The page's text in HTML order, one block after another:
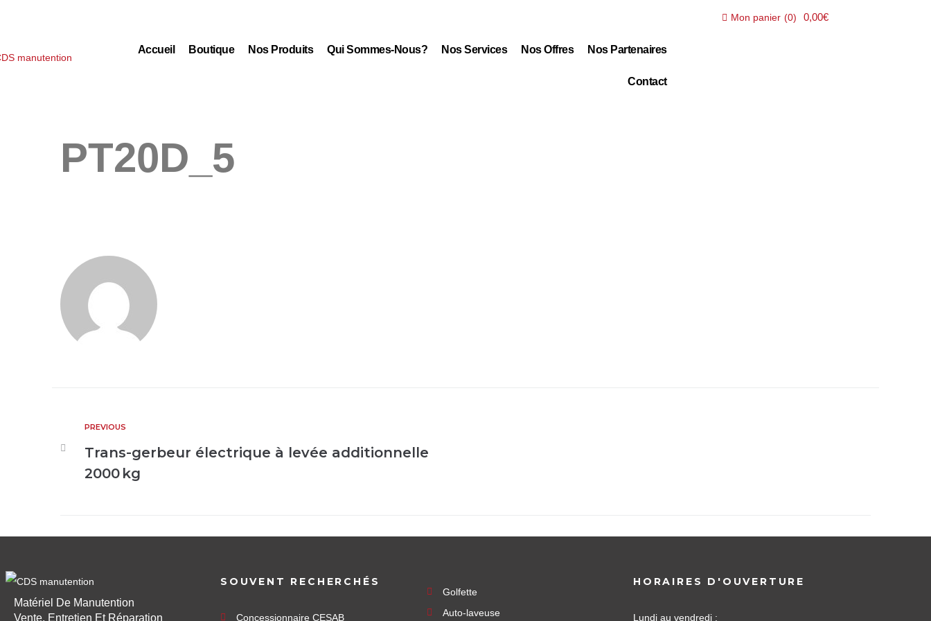
Accueil Boutique Nos Produits Qui Sommes-Nous? Nos Services Nos Offres Nos Partenaires
Contact
Mon panier (0) 0,00€
PT20D_5
PREVIOUS
Trans-gerbeur électrique à levée additionnelle
2000 kg
Matériel De Manutention
Vente, Entretien Et Réparation
SOUVENT RECHERCHÉS
Concessionnaire CESAB
Golfette
Auto-laveuse
HORAIRES D'OUVERTURE
Lundi au vendredi :